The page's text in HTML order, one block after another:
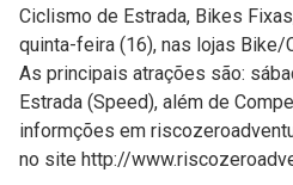
Ciclismo de Estrada, Bikes
quinta-feira (16), nas lojas Bike/
As principais atrações são:
Estrada (Speed), além de
informções em
no site http://